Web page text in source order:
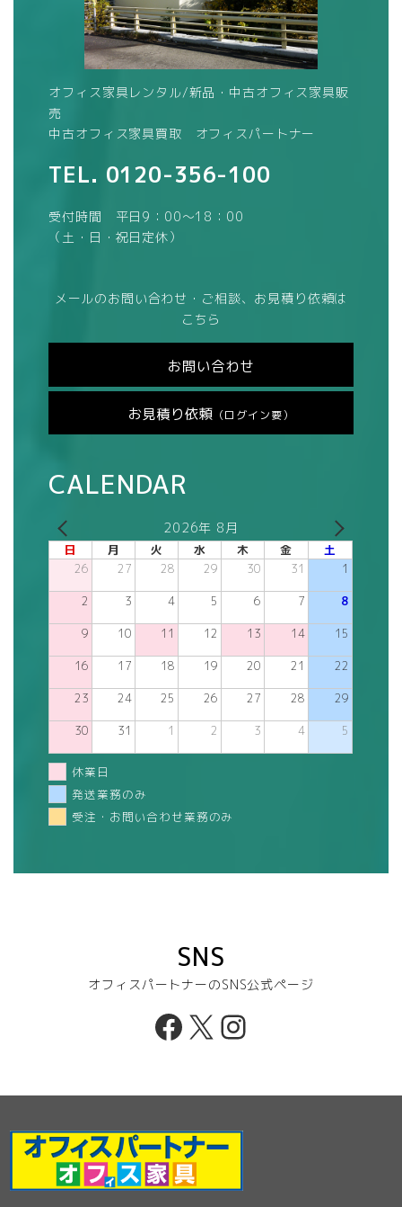
オフィス家具レンタル/新品・中古オフィス家具販
売
中古オフィス家具買取 オフィスパートナー
TEL. 0120-356-100
受付時間 平日9：00～18：00
（土・日・祝日定休）
メールのお問い合わせ・ご相談、お見積り依頼は
こちら
お問い合わせ
お見積り依頼 （ログイン要）
CALENDAR
2026年 8月
日 月 火 水 木 金 土
26 27 28 29 30 31 1
2 3 4 5 6 7 8
9 10 11 12 13 14 15
16 17 18 19 20 21 22
23 24 25 26 27 28 29
30 31 1 2 3 4 5
休業日
発送業務のみ
受注・お問い合わせ業務のみ
SNS
オフィスパートナーのSNS公式ページ
Facebook
X Instagram